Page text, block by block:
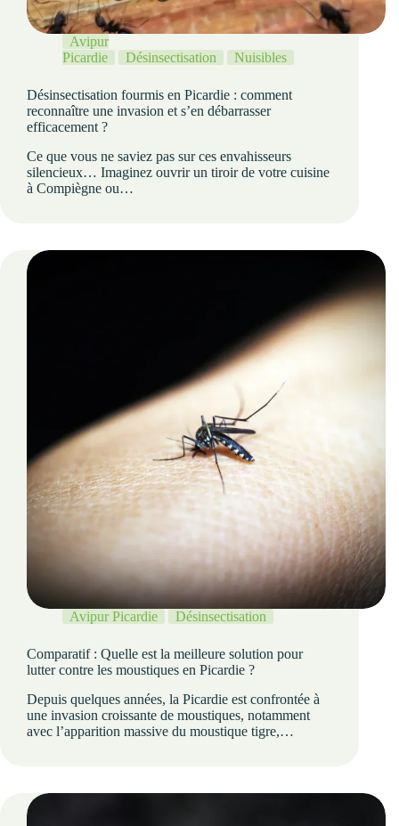
Avipur
Picardie
Désinsectisation Nuisibles
Désinsectisation fourmis en Picardie : comment
reconnaître une invasion et s’en débarrasser
efficacement ?
Ce que vous ne saviez pas sur ces envahisseurs
silencieux… Imaginez ouvrir un tiroir de votre cuisine
à Compiègne ou…
Avipur Picardie Désinsectisation
Comparatif : Quelle est la meilleure solution pour
lutter contre les moustiques en Picardie ?
Depuis quelques années, la Picardie est confrontée à
une invasion croissante de moustiques, notamment
avec l’apparition massive du moustique tigre,…